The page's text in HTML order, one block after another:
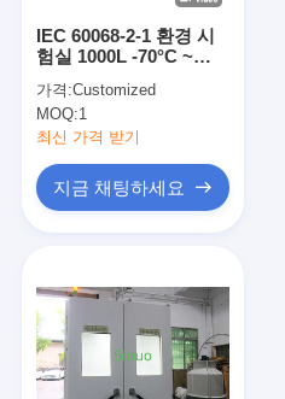
IEC 60068-2-1 환경 시
험실 1000L -70°C ~
가격:Customized
MOQ:1
최신 가격 받기
지금 채팅하세요